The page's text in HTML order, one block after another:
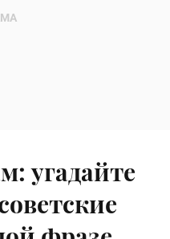
угадайте